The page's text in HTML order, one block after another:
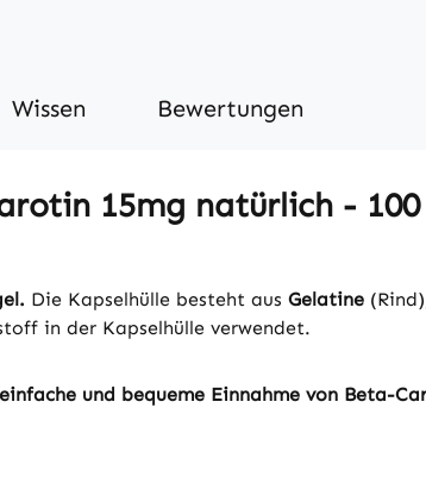
Wissen Bewertungen
15mg natürlich -
Die Kapselhülle besteht aus Gelatine
in der Kapselhülle verwendet.
und bequeme Einnahme von Beta-